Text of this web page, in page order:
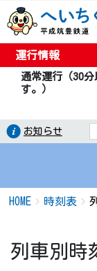
運行情報
通常運行（30
す。）
お知らせ
HOME 時刻表
列車別時